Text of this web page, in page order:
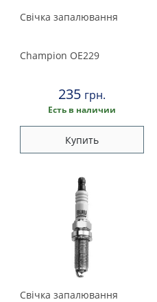
Свічка запалювання
Champion OE229
235 грн.
Есть в наличии
Купить
Свічка запалювання